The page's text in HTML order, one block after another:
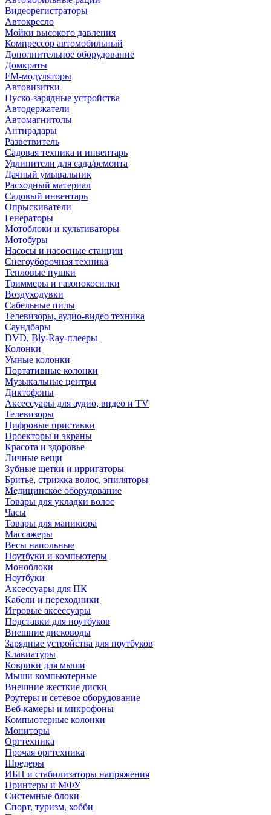
Видеорегистраторы
Автокресло
Мойки высокого давления
Компрессор автомобильный
Дополнительное оборудование
Домкраты
FM-модуляторы
Автовизитки
Пуско-зарядные устройства
Автодержатели
Автомагнитолы
Антирадары
Разветвитель
Садовая техника и инвентарь
Удлинители для сада/ремонта
Дачный умывальник
Расходный материал
Садовый инвентарь
Опрыскиватели
Генераторы
Мотоблоки и культиваторы
Мотобуры
Насосы и насосные станции
Снегоуборочная техника
Тепловые пушки
Триммеры и газонокосилки
Воздуходувки
Сабельные пилы
Телевизоры, аудио-видео техника
Саундбары
DVD, Bly-Ray-плееры
Колонки
Умные колонки
Портативные колонки
Музыкальные центры
Диктофоны
Аксессуары для аудио, видео и TV
Телевизоры
Цифровые приставки
Проекторы и экраны
Красота и здоровье
Личные вещи
Зубные щетки и ирригаторы
Бритье, стрижка волос, эпиляторы
Медицинское оборудование
Товары для укладки волос
Часы
Товары для маникюра
Массажеры
Весы напольные
Ноутбуки и компьютеры
Моноблоки
Ноутбуки
Аксессуары для ПК
Кабели и переходники
Игровые аксессуары
Подставки для ноутбуков
Внешние дисководы
Зарядные устройства для ноутбуков
Клавиатуры
Коврики для мыши
Мыши компьютерные
Внешние жесткие диски
Роутеры и сетевое оборудование
Веб-камеры и микрофоны
Компьютерные колонки
Мониторы
Оргтехника
Прочая оргтехника
Шредеры
ИБП и стабилизаторы напряжения
Принтеры и МФУ
Системные блоки
Спорт, туризм, хобби